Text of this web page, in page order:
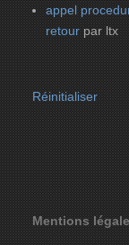
appel
retour par ltx
Réinitialiser
Mentions